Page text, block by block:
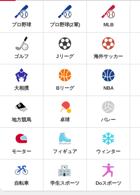
プロ野球 プロ野球(2軍) MLB
ゴルフ Jリーグ 海外サッカー
大相撲 Bリーグ NBA
地方競馬 卓球 バレー
モーター フィギュア ウィンター
自転車 学生スポーツ Doスポーツ